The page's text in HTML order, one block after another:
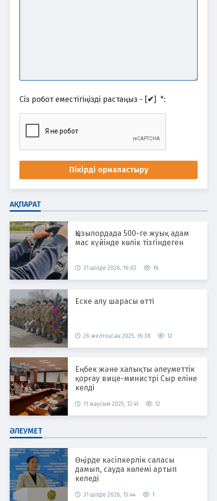
Сіз робот еместігіңізді растаңыз - [✔] *:
Пікірді орналастыру
АҚПАРАТ
Қызылордада 500-ге жуық адам
мас күйінде көлік тізгіндеген
31 шілде 2026, 16:02 16
Еске алу шарасы өтті
26 желтоқсан 2025, 16:38 12
Еңбек және халықты әлеуметтік
қорғау вице-министрі Сыр еліне
келді
11 маусым 2025, 12:41 12
ӘЛЕУМЕТ
Өңірде кәсіпкерлік саласы
дамып, сауда көлемі артып
келеді
31 шілде 2026, 15:44 1